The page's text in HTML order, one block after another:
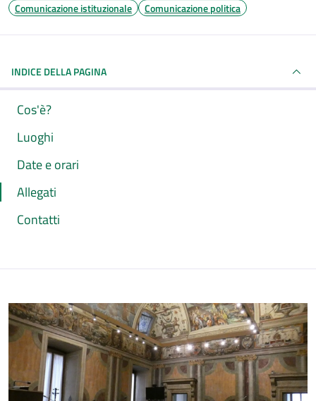
Comunicazione istituzionale Comunicazione politica
INDICE DELLA PAGINA
Cos'è?
Luoghi
Date e orari
Allegati
Contatti